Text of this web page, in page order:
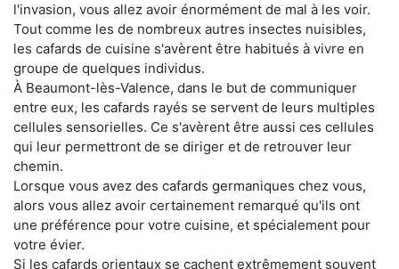
l'invasion, vous allez avoir énormément de mal à les voir.
Tout comme les de nombreux autres insectes nuisibles,
les cafards de cuisine s'avèrent être habitués à vivre en
groupe de quelques individus.
À Beaumont-lès-Valence, dans le but de communiquer
entre eux, les cafards rayés se servent de leurs multiples
cellules sensorielles. Ce s'avèrent être aussi ces cellules
qui leur permettront de se diriger et de retrouver leur
chemin.
Lorsque vous avez des cafards germaniques chez vous,
alors vous allez avoir certainement remarqué qu'ils ont
une préférence pour votre cuisine, et spécialement pour
votre évier.
Si les cafards orientaux se cachent extrêmement souvent